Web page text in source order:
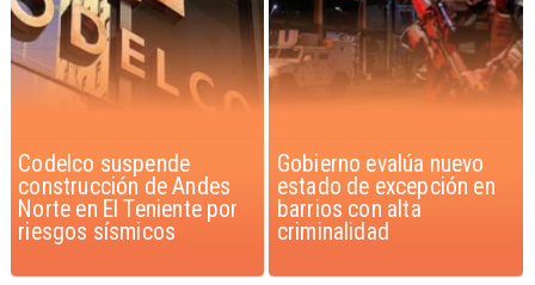
Gobierno evalúa nuevo
estado de excepción en
barrios con alta
criminalidad
Chile pionero en
Latinoamérica en
fortificar leche y harina
con Vitamina D